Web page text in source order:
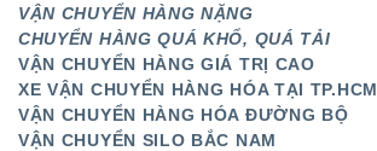
VẬN CHUYỂN HÀNG NẶNG
CHUYỂN HÀNG QUÁ KHỔ, QUÁ TẢI
VẬN CHUYỂN HÀNG GIÁ TRỊ CAO
XE VẬN CHUYỂN HÀNG HÓA TẠI TP.HCM
VẬN CHUYỂN HÀNG HÓA ĐƯỜNG BỘ
VẬN CHUYỂN SILO BẮC NAM